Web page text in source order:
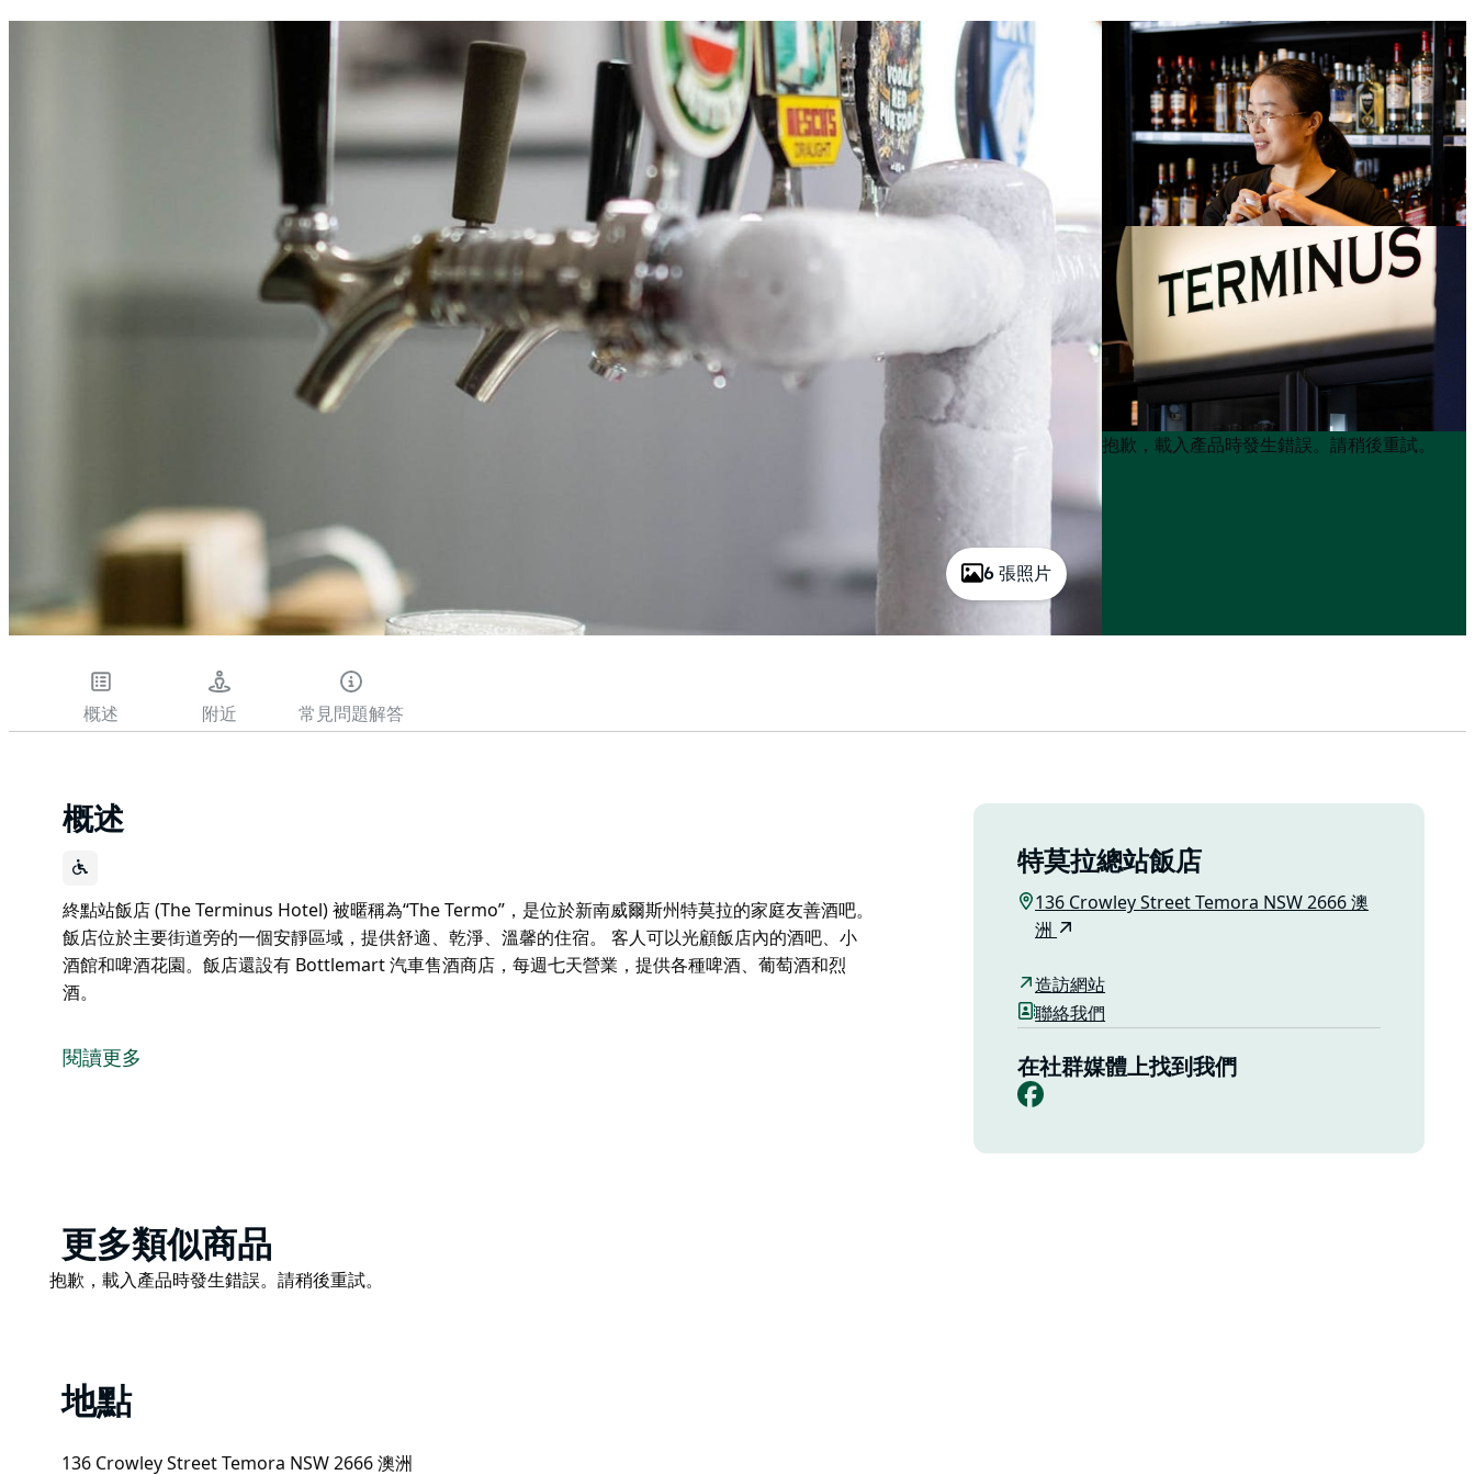
6 張照片
Product
Product
抱歉，載入產品時發生錯誤。請稍後重試。
概述 附近 常見問題解答
概述
終點站飯店 (The Terminus Hotel) 被暱稱為“The Termo”，是位於新南威爾斯州特莫拉的家庭友善酒吧。
飯店位於主要街道旁的一個安靜區域，提供舒適、乾淨、溫馨的住宿。 客人可以光顧飯店內的酒吧、小
酒館和啤酒花園。飯店還設有 Bottlemart 汽車售酒商店，每週七天營業，提供各種啤酒、葡萄酒和烈
酒。
飯店位於主要街道旁的一個安靜區域，提供舒適、乾淨、溫馨的住宿。
閱讀更多
特莫拉總站飯店
136 Crowley Street Temora NSW 2666 澳
洲
造訪網站
聯絡我們
在社群媒體上找到我們
Facebook
Product
List
更多類似商品
Product
抱歉，載入產品時發生錯誤。請稍後重試。
地點
136 Crowley Street Temora NSW 2666 澳洲